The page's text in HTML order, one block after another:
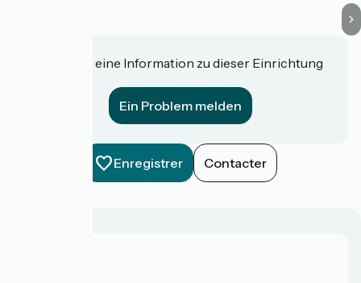
Haben Sie eine Information zu dieser Einrichtung
Ein Problem melden
Enregistrer Contacter